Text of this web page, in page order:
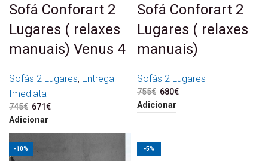
Sofá Conforart 2
Lugares ( relaxes
manuais) Venus 4
Sofás 2 Lugares, Entrega
Imediata
745€ O preço original era:
745€.
671€
Adicionar
Sofá Conforart 2
Lugares ( relaxes
manuais)
Sofás 2 Lugares
755€ O preço original era:
755€.
680€
Adicionar
-10% -5%